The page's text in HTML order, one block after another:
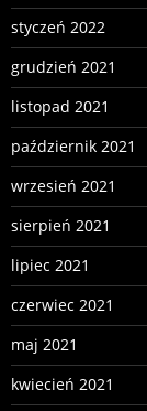
styczeń 2022
grudzień 2021
listopad 2021
październik 2021
wrzesień 2021
sierpień 2021
lipiec 2021
czerwiec 2021
maj 2021
kwiecień 2021